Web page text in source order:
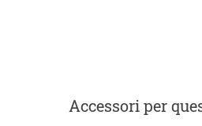
Accessoriper